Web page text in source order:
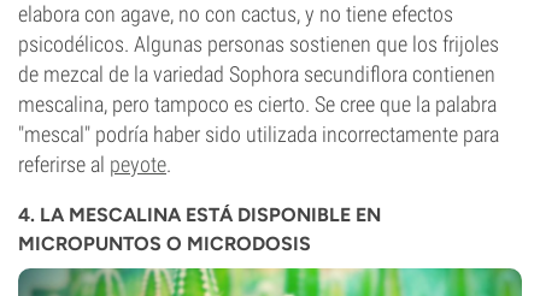
elabora con agave, no con cactus, y no tiene efectos
psicodélicos. Algunas personas sostienen que los frijoles
de mezcal de la variedad Sophora secundiflora contienen
mescalina, pero tampoco es cierto. Se cree que la palabra
"mescal" podría haber sido utilizada incorrectamente para
referirse al peyote.
4. LA MESCALINA ESTÁ DISPONIBLE EN
MICROPUNTOS O MICRODOSIS